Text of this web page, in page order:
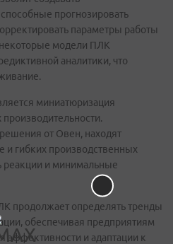
прогнозировать
параметры работы
модели ПЛК
аналитики, что
миниатюризация
производительности.
от Овен, находят
и гибких производственных
реакции и минимальные
продолжает определять тренды
обеспечивая предприятиям
и адаптации к